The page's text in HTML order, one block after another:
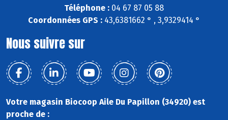
Téléphone : 04 67 87 05 88
Coordonnées GPS : 43,6381662 ° , 3,9329414 °
Nous suivre sur
Votre magasin Biocoop Aile Du Papillon (34920) est
proche de :